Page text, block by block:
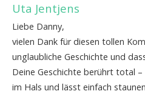
Uta Jentjens
Liebe Danny,
vielen Dank für diesen tollen
unglaubliche Geschichte und
Deine Geschichte berührt total
im Hals und lässt einfach